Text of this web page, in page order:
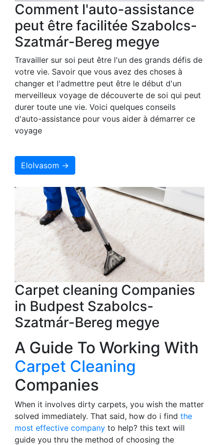
Comment l'auto-assistance
peut être facilitée Szabolcs-
Szatmár-Bereg megye
Travailler sur soi peut être l'un des grands défis de
votre vie. Savoir que vous avez des choses à
changer et l'admettre peut être le début d'un
merveilleux voyage de découverte de soi qui peut
durer toute une vie. Voici quelques conseils
d'auto-assistance pour vous aider à démarrer ce
voyage
Elolvasom →
Carpet cleaning Companies
in Budpest Szabolcs-
Szatmár-Bereg megye
A Guide To Working With
Carpet Cleaning
Companies
When it involves dirty carpets, you wish the matter
solved immediately. That said, how do i find the
most effective company to help? this text will
guide you thru the method of choosing the